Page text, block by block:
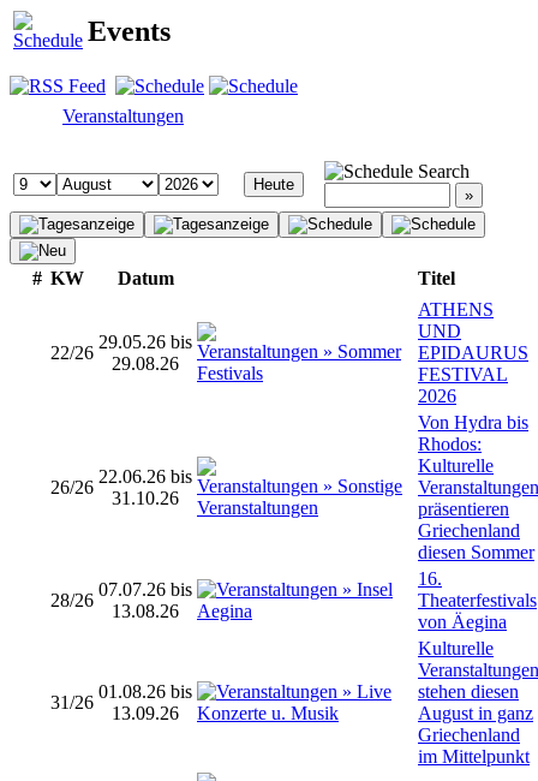
Events
Veranstaltungen
Search
# KW Datum Titel
22/26
29.05.26 bis
29.08.26
ATHENS
UND
EPIDAURUS
FESTIVAL
2026
26/26
22.06.26 bis
31.10.26
Von Hydra bis
Rhodos:
Kulturelle
Veranstaltungen
präsentieren
Griechenland
diesen Sommer
28/26
07.07.26 bis
13.08.26
16.
Theaterfestivals
von Äegina
31/26
01.08.26 bis
13.09.26
Kulturelle
Veranstaltungen
stehen diesen
August in ganz
Griechenland
im Mittelpunkt